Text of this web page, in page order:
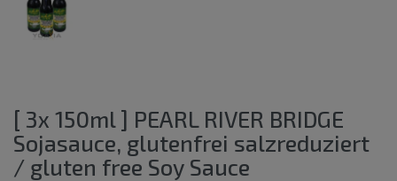
[ 3x 150ml ] PEARL RIVER BRIDGE
Sojasauce, glutenfrei salzreduziert
/ gluten free Soy Sauce